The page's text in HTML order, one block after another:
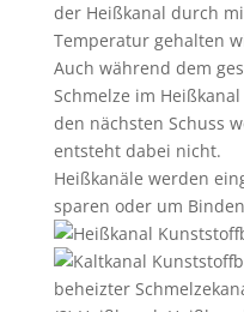
der Heißkanal durch
Temperatur gehalten
Auch während dem
Schmelze im
den nächsten Schuss
entsteht dabei nicht.
Heißkanäle werden
sparen oder um
beheizter